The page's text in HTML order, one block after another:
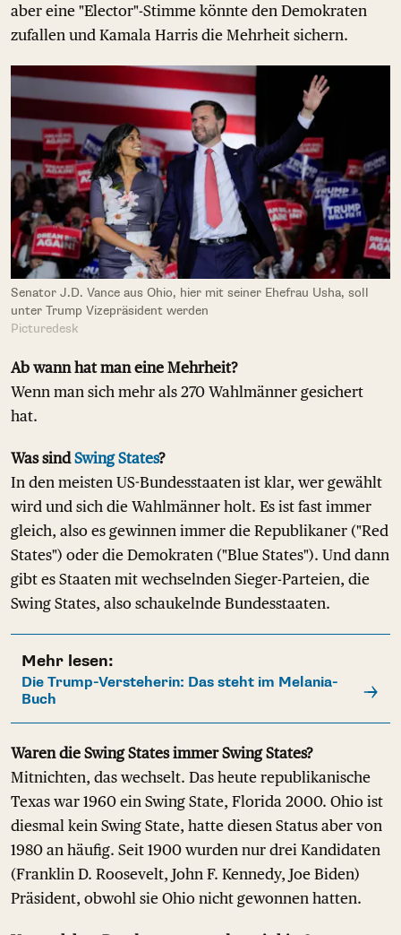
aber eine "Elector"-Stimme könnte den Demokraten
zufallen und Kamala Harris die Mehrheit sichern.
Senator J.D. Vance aus Ohio, hier mit seiner Ehefrau Usha, soll
unter Trump Vizepräsident werden
Picturedesk
Ab wann hat man eine Mehrheit?
Wenn man sich mehr als 270 Wahlmänner gesichert
hat.
Was sindSwing States?
In den meisten US-Bundesstaaten ist klar, wer gewählt
wird und sich die Wahlmänner holt. Es ist fast immer
gleich, also es gewinnen immer die Republikaner ("Red
States") oder die Demokraten ("Blue States"). Und dann
gibt es Staaten mit wechselnden Sieger-Parteien, die
Swing States, also schaukelnde Bundesstaaten.
Mehr lesen:
Die Trump-Versteherin: Das steht im Melania-
Buch
Waren die Swing States immer Swing States?
Mitnichten, das wechselt. Das heute republikanische
Texas war 1960 ein Swing State, Florida 2000. Ohio ist
diesmal kein Swing State, hatte diesen Status aber von
1980 an häufig. Seit 1900 wurden nur drei Kandidaten
(Franklin D. Roosevelt, John F. Kennedy, Joe Biden)
Präsident, obwohl sie Ohio nicht gewonnen hatten.